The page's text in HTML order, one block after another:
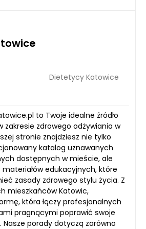
Dietetycy Katowice
to Twoje idealne źródło
zakresie zdrowego odżywiania w
stronie znajdziesz nie tylko
katalog uznawanych
dostępnych w mieście, ale
edukacyjnych, które
zasady zdrowego stylu życia. Z
mieszkańców Katowic,
która łączy profesjonalnych
pragnącymi poprawić swoje
Nasze porady dotyczą zarówno